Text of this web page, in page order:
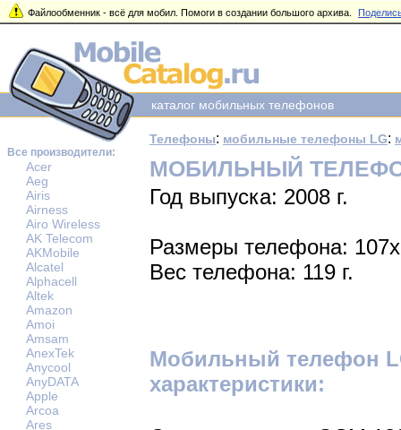
Файлообменник - всё для мобил. Помоги в создании большого архива.
Все производители:
Acer
Aeg
Airis
Airness
Airo Wireless
AK Telecom
AKMobile
Alcatel
Alphacell
Altek
Amazon
Amoi
Amsam
AnexTek
Anycool
AnyDATA
Apple
Arcoa
Ares
каталог мобильных телефонов
Телефоны: мобильные телефоны LG:
МОБИЛЬНЫЙ
Год выпуска: 2008 г.
Размеры телефона:
Вес телефона: 119 г.
Мобильный телефон
характеристики: